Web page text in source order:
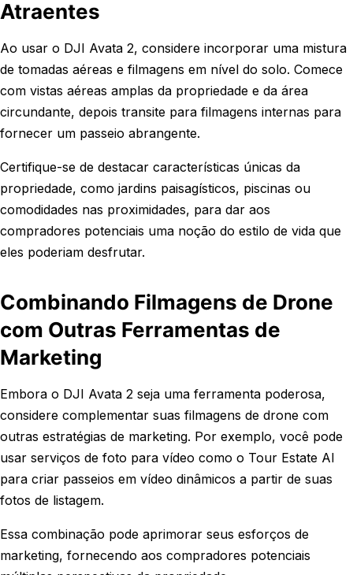
Atraentes
Ao usar o DJI Avata 2, considere incorporar uma mistura
de tomadas aéreas e filmagens em nível do solo. Comece
com vistas aéreas amplas da propriedade e da área
circundante, depois transite para filmagens internas para
fornecer um passeio abrangente.
Certifique-se de destacar características únicas da
propriedade, como jardins paisagísticos, piscinas ou
comodidades nas proximidades, para dar aos
compradores potenciais uma noção do estilo de vida que
eles poderiam desfrutar.
Combinando Filmagens de Drone
com Outras Ferramentas de
Marketing
Embora o DJI Avata 2 seja uma ferramenta poderosa,
considere complementar suas filmagens de drone com
outras estratégias de marketing. Por exemplo, você pode
usar serviços de foto para vídeo como o Tour Estate AI
para criar passeios em vídeo dinâmicos a partir de suas
fotos de listagem.
Essa combinação pode aprimorar seus esforços de
marketing, fornecendo aos compradores potenciais